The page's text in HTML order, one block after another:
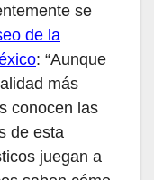
se
de la
: “Aunque
más
conocen las
de esta
juegan a